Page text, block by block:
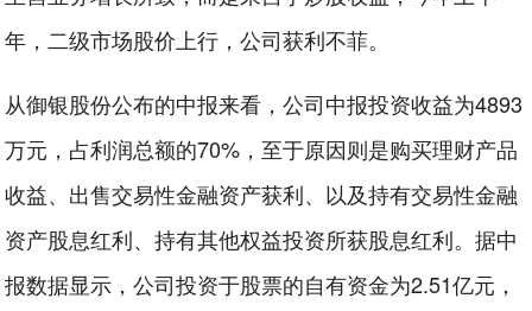
年，二级市场股价上行，公司获利不菲。
从御银股份公布的中报来看，公司中报投资收益为4893
万元，占利润总额的70%，至于原因则是购买理财产品
收益、出售交易性金融资产获利、以及持有交易性金融
资产股息红利、持有其他权益投资所获股息红利。据中
报数据显示，公司投资于股票的自有资金为2.51亿元，